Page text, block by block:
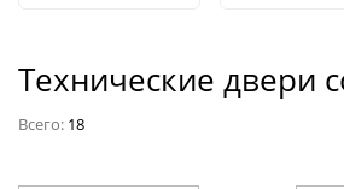
Технические двери
Всего: 18